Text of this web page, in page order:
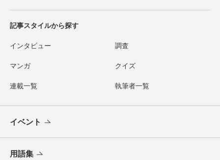
記事スタイルから探す
インタビュー 調査
マンガ クイズ
連載一覧 執筆者一覧
イベント
用語集